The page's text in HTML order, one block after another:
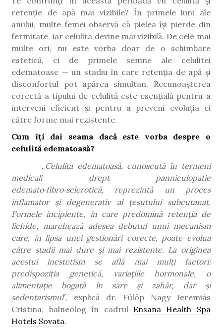
retenție de apă mai vizibile? În primele luni ale
anului, multe femei observă că pielea își pierde din
fermitate, iar celulita devine mai vizibilă. De cele mai
multe ori, nu este vorba doar de o schimbare
estetică, ci de primele semne ale celulitei
edematoase — un stadiu în care retenția de apă și
disconfortul pot apărea simultan. Recunoașterea
corectă a tipului de celulită este esențială pentru a
interveni eficient și pentru a preveni evoluția ei
către forme mai rezistente.
Cum îți dai seama dacă este vorba despre o
celulită edematoasă?
„Celulita edematoasă, cunoscută în termeni
medicali drept panniculopatie
edemato‑fibro‑sclerotică, reprezintăun proces
inflamator și degenerativ al țesutului subcutanat.
Formele incipiente,
în care predominăretenția de
lichide, marcheazăadesea debutul unui mecanism
care, în lipsa unei gestionări corecte, poate evolua
către stadii mai dure și mai rezistente. La originea
acestui inestetism se află mai mulți factori:
predispoziția genetică, variațiile hormonale, o
alimentație bogată în sare și zahăr, dar și
sedentarismul”, explică dr. Fülöp Nagy Jeremiás
Cristina, balneolog în cadrul Ensana Health Spa
Hotels Sovata.